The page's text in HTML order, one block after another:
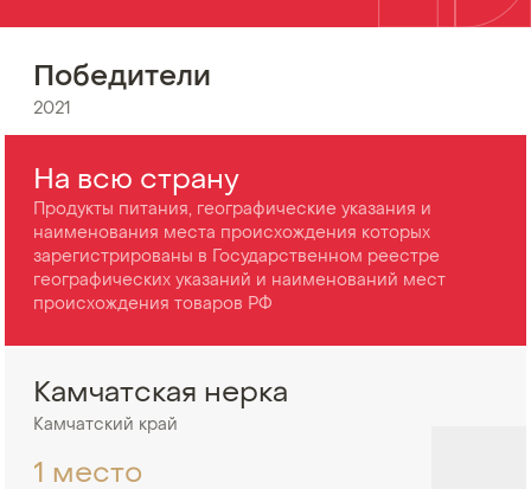
Победители
2021
На всю страну
Продукты питания, географические указания и
наименования места происхождения которых
зарегистрированы в Государственном реестре
географических указаний и наименований мест
происхождения товаров РФ
Камчатская нерка
Камчатский край
1 место